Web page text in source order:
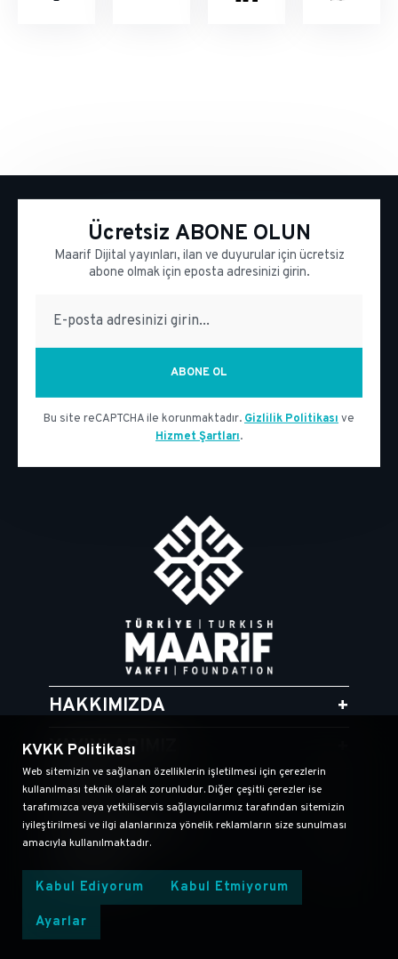
KVKK Politikası
Web sitemizin ve sağlanan özelliklerin işletilmesi için çerezlerin
kullanılması teknik olarak zorunludur. Diğer çeşitli çerezler ise
tarafımızca veya yetkiliservis sağlayıcılarımız tarafından sitemizin
iyileştirilmesi ve ilgi alanlarınıza yönelik reklamların size sunulması
amacıyla kullanılmaktadır.
Kabul Ediyorum Kabul Etmiyorum
Ayarlar
Ücretsiz ABONE OLUN
Maarif Dijital yayınları, ilan ve duyurular için ücretsiz
abone olmak için eposta adresinizi girin.
ABONE OL
Bu site reCAPTCHA ile korunmaktadır.Gizlilik Politikasıve
Hizmet Şartları.
HAKKIMIZDA
+
YAYINLARIMIZ
MEDYA
POLİTİKALAR
+
İLETIŞIM